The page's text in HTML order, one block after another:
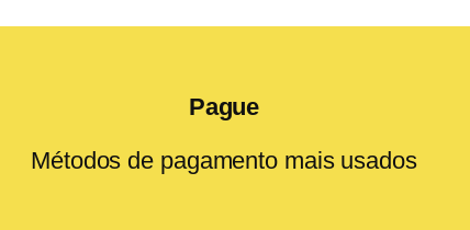
Pague
Métodos de pagamento mais usados